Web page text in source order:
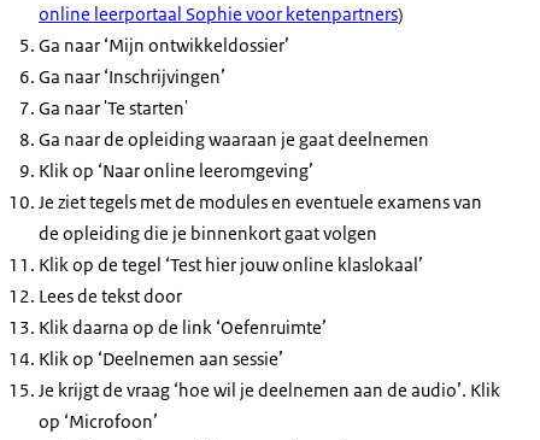
online leerportaal Sophie voor ketenpartners)
Ga naar ‘Mijn ontwikkeldossier’
Ga naar ‘Inschrijvingen’
Ga naar 'Te starten'
Ga naar de opleiding waaraan je gaat deelnemen
Klik op ‘Naar online leeromgeving’
Je ziet tegels met de modules en eventuele examens van
de opleiding die je binnenkort gaat volgen
Klik op de tegel ‘Test hier jouw online klaslokaal’
Lees de tekst door
Klik daarna op de link ‘Oefenruimte’
Klik op ‘Deelnemen aan sessie’
Je krijgt de vraag ‘hoe wil je deelnemen aan de audio’. Klik
op ‘Microfoon’